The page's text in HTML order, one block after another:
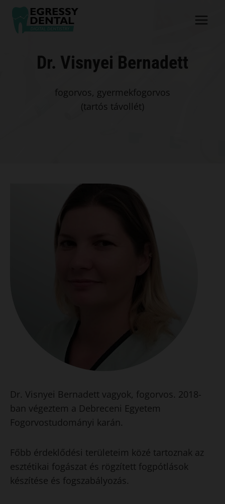
Skip
content
Dr. Visnyei Bernadett
fogorvos, gyermekfogorvos
(tartós távollét)
Dr. Visnyei Bernadett vagyok, fogorvos. 2018-
ban végeztem a Debreceni Egyetem
Fogorvostudományi karán.
Főbb érdeklődési területeim közé tartoznak az
esztétikai fogászat és rögzített fogpótlások
készítése és fogszabályozás.